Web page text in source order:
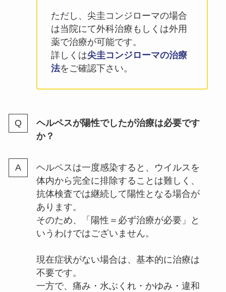
ただし、尖圭コンジローマの場合
は当院にて外科治療もしくは外用
薬で治療が可能です。
詳しくは尖圭コンジローマの治療
法をご確認下さい。
ヘルペスが陽性でしたが治療は必要です
か？
ヘルペスは一度感染すると、ウイルスを
体内から完全に排除することは難しく、
抗体検査では継続して陽性となる場合が
あります。
そのため、「陽性＝必ず治療が必要」と
いうわけではございません。
現在症状がない場合は、基本的に治療は
不要です。
一方で、痛み・水ぶくれ・かゆみ・違和